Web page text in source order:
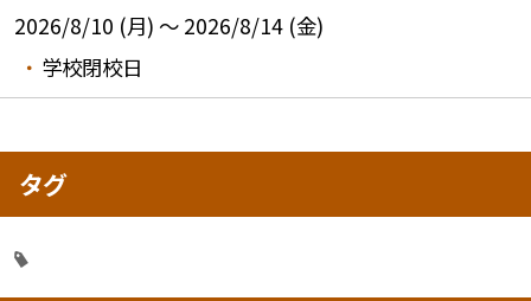
2026/8/10 (月) ～ 2026/8/14 (金)
学校閉校日
タグ